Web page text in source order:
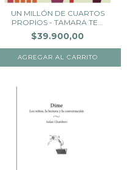
UN MILLÓN DE CUARTOS
PROPIOS - TAMARA TE...
$39.900,00